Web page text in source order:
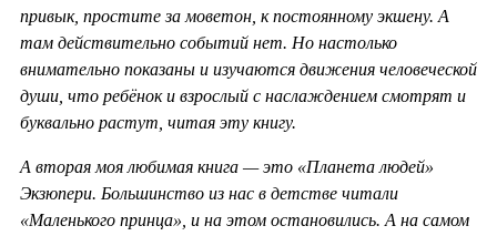
привык, простите за моветон, к постоянному экшену. А
там действительно событий нет. Но настолько
внимательно показаны и изучаются движения человеческой
души, что ребёнок и взрослый с наслаждением смотрят и
буквально растут, читая эту книгу.
А вторая моя любимая книга — это «Планета людей»
Экзюпери. Большинство из нас в детстве читали
«Маленького принца», и на этом остановились. А на самом